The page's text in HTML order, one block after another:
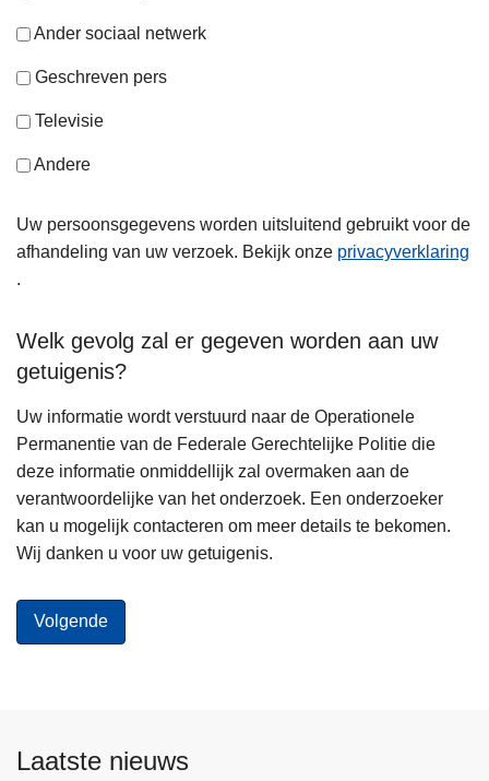
Ander sociaal netwerk
Geschreven pers
Televisie
Andere
Uw persoonsgegevens worden uitsluitend gebruikt voor de
afhandeling van uw verzoek. Bekijk onze privacyverklaring
.
Welk gevolg zal er gegeven worden aan uw
getuigenis?
Uw informatie wordt verstuurd naar de Operationele
Permanentie van de Federale Gerechtelijke Politie die
deze informatie onmiddellijk zal overmaken aan de
verantwoordelijke van het onderzoek. Een onderzoeker
kan u mogelijk contacteren om meer details te bekomen.
Wij danken u voor uw getuigenis.
Laatste nieuws